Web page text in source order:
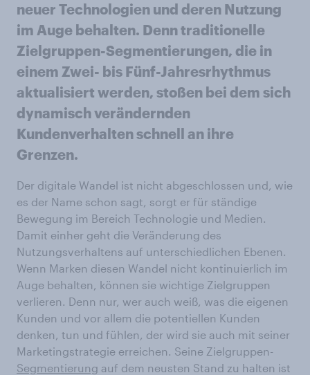
neuer Technologien und deren Nutzung
im Auge behalten. Denn traditionelle
Zielgruppen-Segmentierungen, die in
einem Zwei- bis Fünf-Jahresrhythmus
aktualisiert werden, stoßen bei dem sich
dynamisch verändernden
Kundenverhalten schnell an ihre
Grenzen.
Der digitale Wandel ist nicht abgeschlossen und, wie
es der Name schon sagt, sorgt er für ständige
Bewegung im Bereich Technologie und Medien.
Damit einher geht die Veränderung des
Nutzungsverhaltens auf unterschiedlichen Ebenen.
Wenn Marken diesen Wandel nicht kontinuierlich im
Auge behalten, können sie wichtige Zielgruppen
verlieren. Denn nur, wer auch weiß, was die eigenen
Kunden und vor allem die potentiellen Kunden
denken, tun und fühlen, der wird sie auch mit seiner
Marketingstrategie erreichen. Seine Zielgruppen-
Segmentierung auf dem neusten Stand zu halten ist